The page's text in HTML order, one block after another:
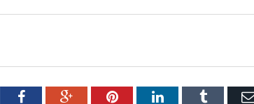
FacebookGoogle+PinterestLinkedInTumblr